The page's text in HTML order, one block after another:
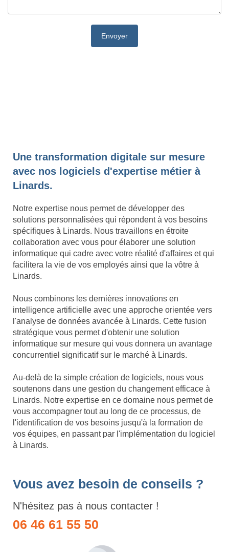
Une transformation digitale sur mesure
avec nos logiciels d'expertise métier à
Linards.
Notre expertise nous permet de développer des
solutions personnalisées qui répondent à vos besoins
spécifiques à Linards. Nous travaillons en étroite
collaboration avec vous pour élaborer une solution
informatique qui cadre avec votre réalité d'affaires et qui
facilitera la vie de vos employés ainsi que la vôtre à
Linards.
Nous combinons les dernières innovations en
intelligence artificielle avec une approche orientée vers
l'analyse de données avancée à Linards. Cette fusion
stratégique vous permet d'obtenir une solution
informatique sur mesure qui vous donnera un avantage
concurrentiel significatif sur le marché à Linards.
Au-delà de la simple création de logiciels, nous vous
soutenons dans une gestion du changement efficace à
Linards. Notre expertise en ce domaine nous permet de
vous accompagner tout au long de ce processus, de
l'identification de vos besoins jusqu'à la formation de
vos équipes, en passant par l'implémentation du logiciel
à Linards.
Vous avez besoin de conseils ?
N'hésitez pas à nous contacter !
06 46 61 55 50